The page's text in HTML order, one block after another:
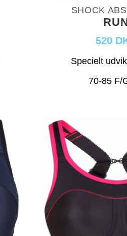
SHOCK
520
Specielt
70-85 F/